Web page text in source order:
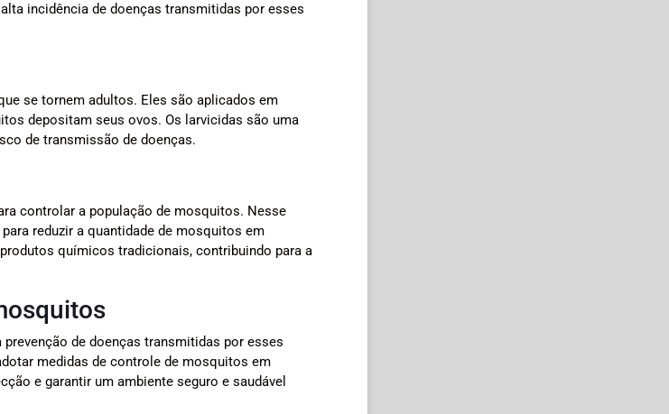
incidência de doenças transmitidas por esses
se tornem adultos. Eles são aplicados em
depositam seus ovos. Os larvicidas são uma
de transmissão de doenças.
controlar a população de mosquitos. Nesse
reduzir a quantidade de mosquitos em
químicos tradicionais, contribuindo para a
de doenças transmitidas por esses
medidas de controle de mosquitos em
e garantir um ambiente seguro e saudável